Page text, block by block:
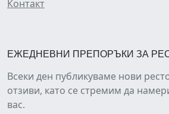
Контакт
ЕЖЕДНЕВНИ ПРЕПОРЪКИ ЗА
Всеки ден публикуваме нови
отзиви, като се стремим да
вас.